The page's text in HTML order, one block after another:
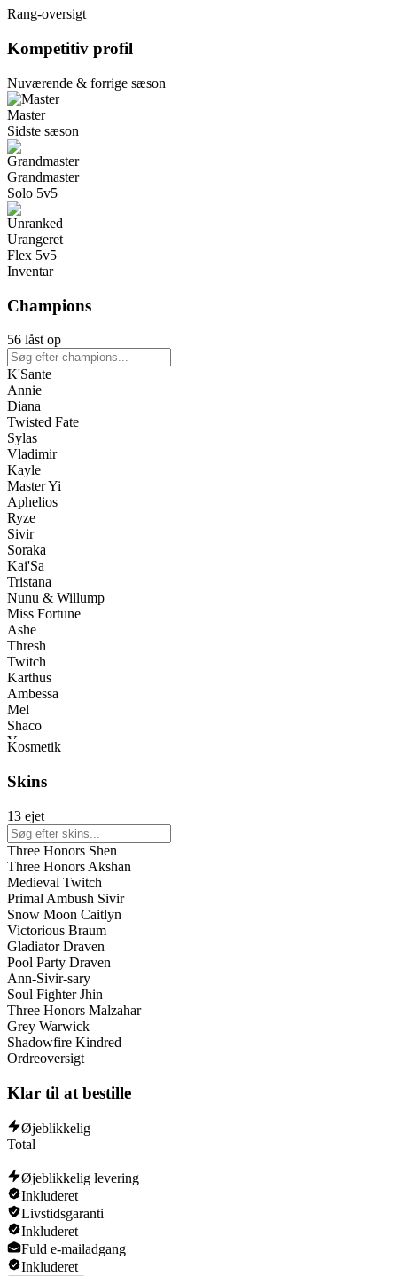
Rang-oversigt
Kompetitiv profil
Nuværende & forrige sæson
Master
Sidste sæson
Grandmaster
Solo 5v5
Urangeret
Flex 5v5
Inventar
Champions
56 låst op
K'Sante
Annie
Diana
Twisted Fate
Sylas
Vladimir
Kayle
Master Yi
Aphelios
Ryze
Sivir
Soraka
Kai'Sa
Tristana
Nunu & Willump
Miss Fortune
Ashe
Thresh
Twitch
Karthus
Ambessa
Mel
Shaco
Yunara
Gangplank
Corki
Kalista
Caitlyn
Naafiri
Maokai
Brand
Vayne
Braum
Jhin
Kindred
Ezreal
Leona
Riven
Jinx
Kog'Maw
Lux
Xerath
Samira
Lucian
Varus
Ziggs
Lulu
Ekko
Draven
Darius
Jayce
Kosmetik
Skins
13 ejet
Three Honors Shen
Three Honors Akshan
Medieval Twitch
Primal Ambush Sivir
Snow Moon Caitlyn
Victorious Braum
Gladiator Draven
Pool Party Draven
Ann-Sivir-sary
Soul Fighter Jhin
Three Honors Malzahar
Grey Warwick
Shadowfire Kindred
Ordreoversigt
Klar til at bestille
Øjeblikkelig
Total
Øjeblikkelig levering
Inkluderet
Livstidsgaranti
Inkluderet
Fuld e-mailadgang
Inkluderet